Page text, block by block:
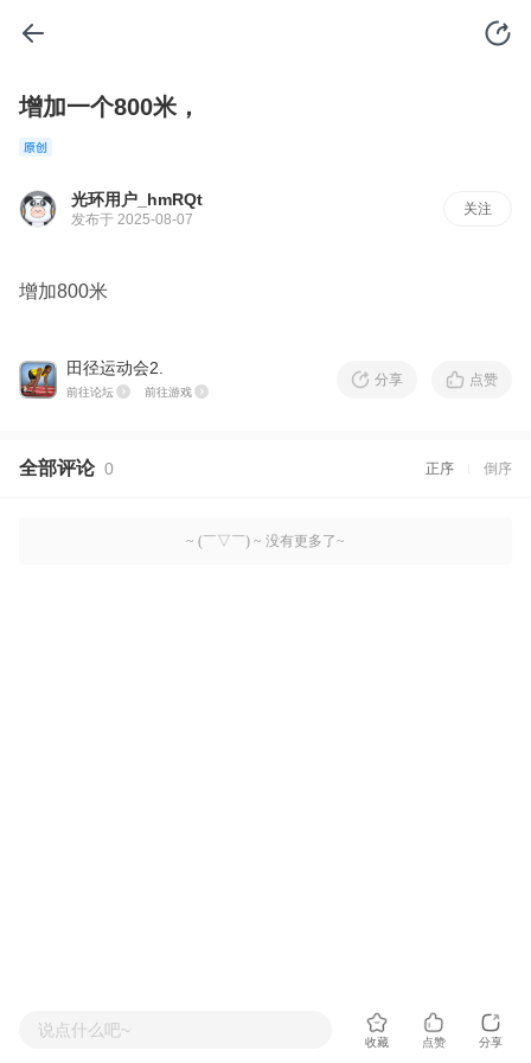
增加一个800米，
光环用户_hmRQt
发布于 2025-08-07
关注
增加800米
田径运动会2.
前往论坛 前往游戏
分享 点赞
全部评论 0 正序 倒序
~ (￣▽￣) ~ 没有更多了~
说点什么吧~
收藏 点赞 分享